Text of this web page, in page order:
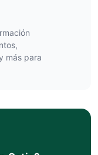
más para